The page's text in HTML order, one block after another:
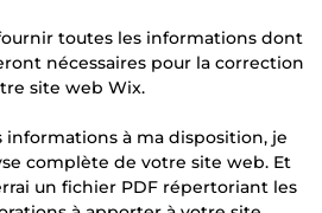
toutes les informations dont
nécessaires pour la correction
site web Wix.
informations à ma disposition, je
complète de votre site web. Et
un fichier PDF répertoriant les